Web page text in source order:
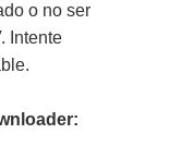
o no ser
Intente